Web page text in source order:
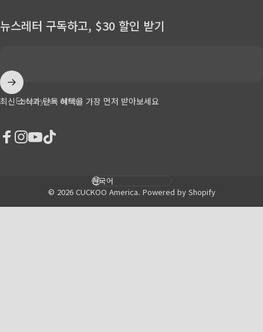
뉴스레터 구독하고, $30 할인 받기
Enter your email
최신 소식과 단독 혜택을 가장 먼저 받아보세요
© 2026 CUCKOO America. Powered by Shopify
Language